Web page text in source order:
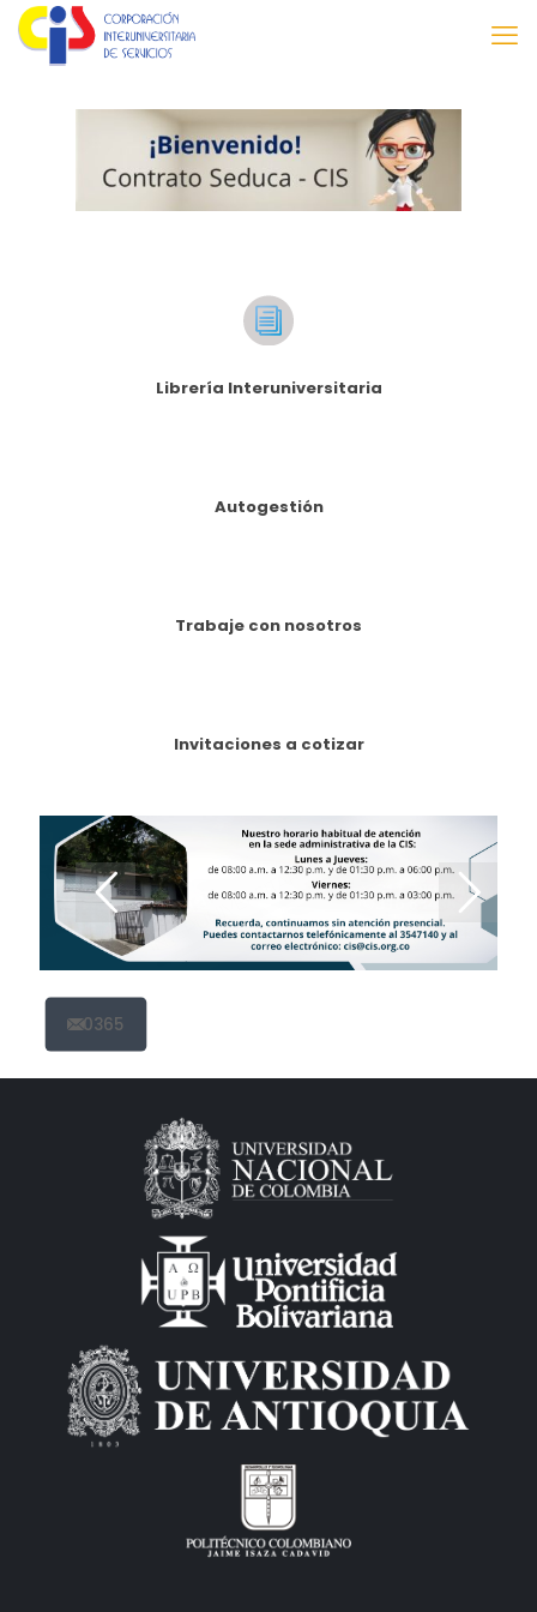
Librería Interuniversitaria
Autogestión
Trabaje con nosotros
Invitaciones a cotizar
0365